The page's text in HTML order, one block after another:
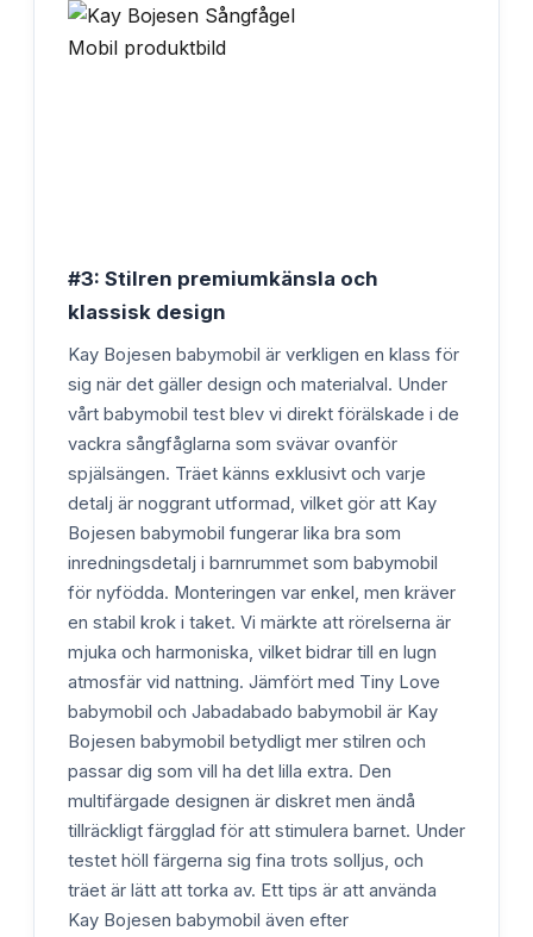
#3: Stilren premiumkänsla och
klassisk design
Kay Bojesen babymobil är verkligen en klass för
sig när det gäller design och materialval. Under
vårt babymobil test blev vi direkt förälskade i de
vackra sångfåglarna som svävar ovanför
spjälsängen. Träet känns exklusivt och varje
detalj är noggrant utformad, vilket gör att Kay
Bojesen babymobil fungerar lika bra som
inredningsdetalj i barnrummet som babymobil
för nyfödda. Monteringen var enkel, men kräver
en stabil krok i taket. Vi märkte att rörelserna är
mjuka och harmoniska, vilket bidrar till en lugn
atmosfär vid nattning. Jämfört med Tiny Love
babymobil och Jabadabado babymobil är Kay
Bojesen babymobil betydligt mer stilren och
passar dig som vill ha det lilla extra. Den
multifärgade designen är diskret men ändå
tillräckligt färgglad för att stimulera barnet. Under
testet höll färgerna sig fina trots solljus, och
träet är lätt att torka av. Ett tips är att använda
Kay Bojesen babymobil även efter